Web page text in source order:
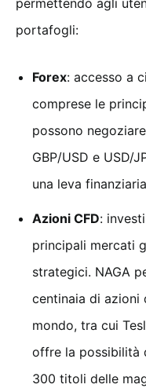
permettendo agli
portafogli:
Forex: accesso a
comprese le
possono
GBP/USD e USD/
una leva
Azioni CFD:
principali mercati
strategici. NAGA
centinaia di
mondo, tra cui
offre la possibilità
300 titoli delle